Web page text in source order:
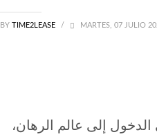
BY TIME2LEASE / MARTES, 07 JULIO
إلى عالم الرهان،